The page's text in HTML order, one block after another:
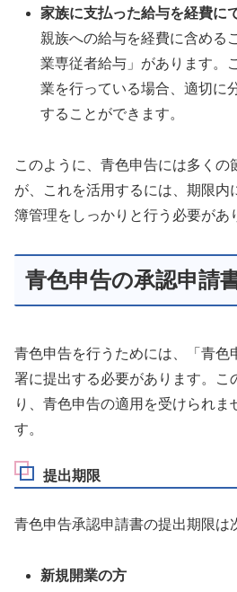
家族に支払った給与を経費に
親族への給与を経費に含める
業専従者給与」があります。
業を行っている場合、適切に
することができます。
このように、青色申告には多くの
が、これを活用するには、期限内
簿管理をしっかりと行う必要があ
青色申告の承認申請
青色申告を行うためには、「青色
署に提出する必要があります。こ
り、青色申告の適用を受けられ
す。
提出期限
青色申告承認申請書の提出期限は
新規開業の方